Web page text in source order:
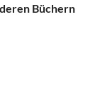
Büchern